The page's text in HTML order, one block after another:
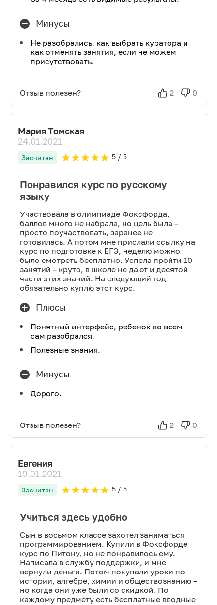
Минусы
Не разобрались, как выбрать куратора и
как отменять занятия, если не можем
присутствовать.
Отзыв полезен? 2 0
Мария Томская
24.01.2021
Засчитан 5/ 5
Понравился курс по русскому
языку
Участвовала в олимпиаде Фоксфорда,
баллов много не набрала, но цель была –
просто поучаствовать, заранее не
готовилась. А потом мне прислали ссылку на
курс по подготовке к ЕГЭ, неделю можно
было смотреть бесплатно. Успела пройти 10
занятий – круто, в школе не дают и десятой
части этих знаний. На следующий год
обязательно куплю этот курс.
Плюсы
Понятный интерфейс, ребенок во всем
сам разобрался.
Полезные знания.
Минусы
Дорого.
Отзыв полезен? 2 0
Евгения
19.01.2021
Засчитан 5/ 5
Учиться здесь удобно
Сын в восьмом классе захотел заниматься
программированием. Купили в Фоксфорде
курс по Питону, но не понравилось ему.
Написала в службу поддержки, и мне
вернули деньги. Потом покупали уроки по
истории, алгебре, химии и обществознанию –
но когда они уже были со скидкой. По
каждому предмету есть бесплатные вводные